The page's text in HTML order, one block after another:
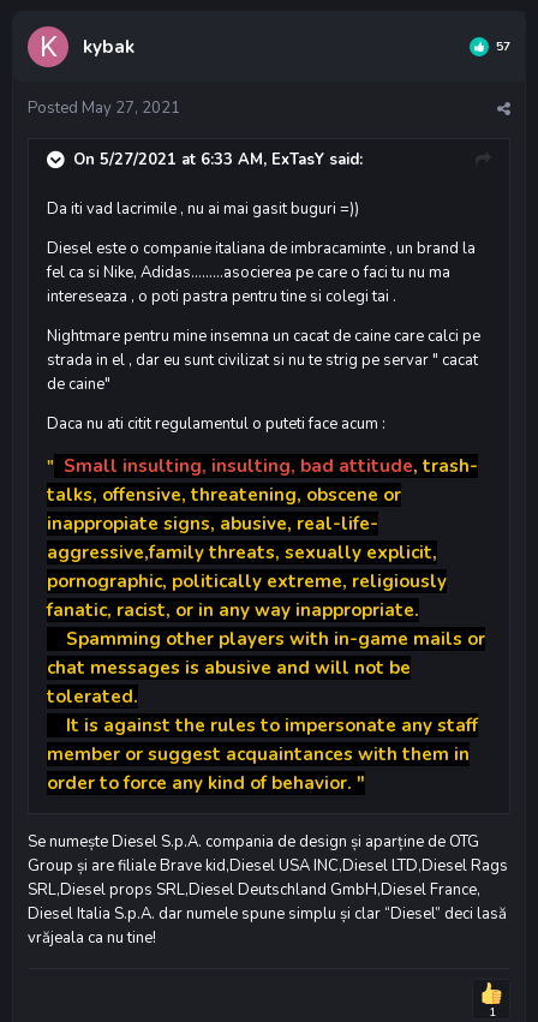
kybak 57
Posted May 27, 2021
On 5/27/2021 at 6:33 AM, ExTasY said:
Da iti vad lacrimile , nu ai mai gasit buguri =))
Diesel este o companie italiana de imbracaminte , un brand la
fel ca si Nike, Adidas.........asocierea pe care o faci tu nu ma
intereseaza , o poti pastra pentru tine si colegi tai .
Nightmare pentru mine insemna un cacat de caine care calci pe
strada in el , dar eu sunt civilizat si nu te strig pe servar " cacat
de caine"
Daca nu ati citit regulamentul o puteti face acum :
" Small insulting, insulting, bad attitude, trash-
talks, offensive, threatening, obscene or
inappropiate signs, abusive, real-life-
aggressive,family threats, sexually explicit,
pornographic, politically extreme, religiously
fanatic, racist, or in any way inappropriate.
Spamming other players with in-game mails or
chat messages is abusive and will not be
tolerated.
It is against the rules to impersonate any staff
member or suggest acquaintances with them in
order to force any kind of behavior. "
Se numește Diesel S.p.A. compania de design și aparține de OTG
Group și are filiale Brave kid,Diesel USA INC,Diesel LTD,Diesel Rags
SRL,Diesel props SRL,Diesel Deutschland GmbH,Diesel France,
Diesel Italia S.p.A. dar numele spune simplu și clar “Diesel” deci lasă
vrăjeala ca nu tine!
1